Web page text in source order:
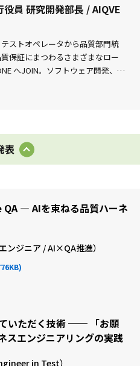
員 研究開発部長 / AIQVE
ストオペレータから品質部門統
保証にまつわるさまざまなロー
へJOIN。ソフトウェア開発、
術/製品開発等を推進。
Technical Committee
W3C CSSWG コントリビューター など
システム）、「SQuBOKv2」
表
— AIを束ねる品質ハーネ
ンジニア / AI×QA推進）
いただく技術 ── 「お願
スエンジニアリングの実践
in Test）